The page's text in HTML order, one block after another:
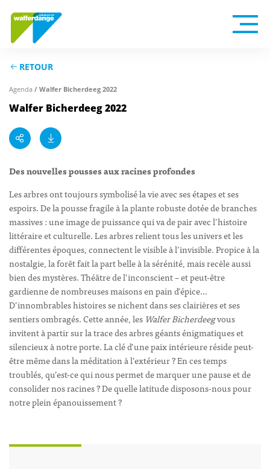
RETOUR
Agenda / Walfer Bicherdeeg 2022
Walfer Bicherdeeg 2022
Des nouvelles pousses aux racines profondes
Les arbres ont toujours symbolisé la vie avec ses étapes et ses
espoirs. De la pousse fragile à la plante robuste dotée de branches
massives : une image de puissance qui va de pair avec l’histoire
littéraire et culturelle. Les arbres relient tous les univers et les
différentes époques, connectent le visible à l’invisible. Propice à la
nostalgie, la forêt fait la part belle à la sérénité, mais recèle aussi
bien des mystères. Théâtre de l’inconscient – et peut-être
gardienne de nombreuses maisons en pain d’épice…
D’innombrables histoires se nichent dans ses clairières et ses
sentiers ombragés. Cette année, les Walfer Bicherdeegvous
invitent à partir sur la trace des arbres géants énigmatiques et
silencieux à notre porte. La clé d’une paix intérieure réside peut-
être même dans la méditation à l’extérieur ? En ces temps
troublés, qu’est-ce qui nous permet de marquer une pause et de
consolider nos racines ? De quelle latitude disposons-nous pour
notre plein épanouissement ?